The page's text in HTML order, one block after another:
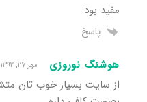
مفید بود
پاسخ
هوشنگ نوروزی مهر ۲۷, ۱۳۹۲ ۰:۴۳ ق٫ظ
از سایت بسیار خوب تان